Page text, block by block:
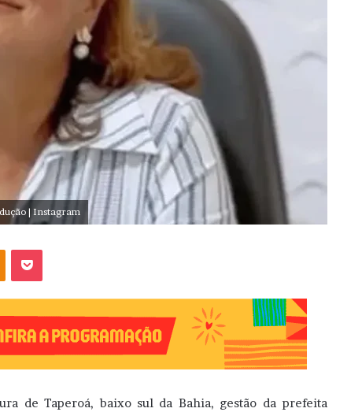
| Instagram
OK
de Taperoá, baixo sul da Bahia, gestão da prefeita